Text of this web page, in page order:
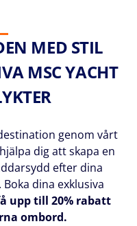
MED STIL
MSC YACHT
genom vårt
dig att skapa en
efter dina
dina exklusiva
upp till 20% rabatt
ombord.